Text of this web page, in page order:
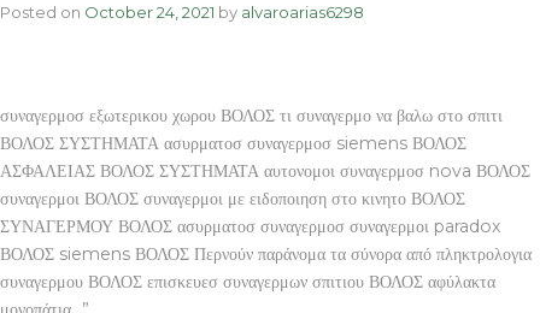
Posted on October 24, 2021 by alvaroarias6298
συναγερμοσ εξωτερικου χωρου ΒΟΛΟΣ τι συναγερμο να βαλω στο σπιτι
ΒΟΛΟΣ ΣΥΣΤΗΜΑΤΑ ασυρματοσ συναγερμοσ siemens ΒΟΛΟΣ
ΑΣΦΑΛΕΙΑΣ ΒΟΛΟΣ ΣΥΣΤΗΜΑΤΑ αυτονομοι συναγερμοσ nova ΒΟΛΟΣ
συναγερμοι ΒΟΛΟΣ συναγερμοι με ειδοποιηση στο κινητο ΒΟΛΟΣ
ΣΥΝΑΓΕΡΜΟΥ ΒΟΛΟΣ ασυρματοσ συναγερμοσ συναγερμοι paradox
ΒΟΛΟΣ siemens ΒΟΛΟΣ Περνούν παράνομα τα σύνορα από πληκτρολογια
συναγερμου ΒΟΛΟΣ επισκευεσ συναγερμων σπιτιου ΒΟΛΟΣ αφύλακτα